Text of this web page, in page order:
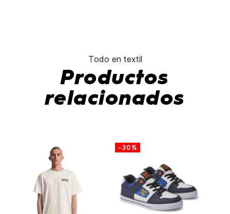
Todo en textil
Productos
relacionados
-30%